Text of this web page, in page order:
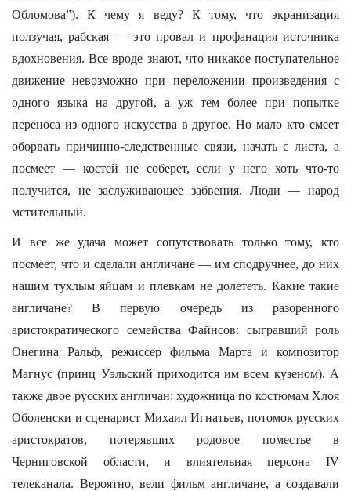
Обломова”). К чему я веду? К тому, что экранизация
ползучая, рабская — это провал и профанация источника
вдохновения. Все вроде знают, что никакое поступательное
движение невозможно при переложении произведения с
одного языка на другой, а уж тем более при попытке
переноса из одного искусства в другое. Но мало кто смеет
оборвать причинно-следственные связи, начать с листа, а
посмеет — костей не соберет, если у него хоть что-то
получится, не заслуживающее забвения. Люди — народ
мстительный.
И все же удача может сопутствовать только тому, кто
посмеет, что и сделали англичане — им сподручнее, до них
нашим тухлым яйцам и плевкам не долететь. Какие такие
англичане? В первую очередь из разоренного
аристократического семейства Файнсов: сыгравший роль
Онегина Ральф, режиссер фильма Марта и композитор
Магнус (принц Уэльский приходится им всем кузеном). А
также двое русских англичан: художница по костюмам Хлоя
Оболенски и сценарист Михаил Игнатьев, потомок русских
аристократов, потерявших родовое поместье в
Черниговской области, и влиятельная персона IV
телеканала. Вероятно, вели фильм англичане, а создавали